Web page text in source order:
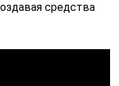
средства